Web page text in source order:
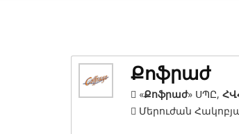
Քոֆրաժ
«Քոֆրաժ» ՍՊԸ,
Մերուժան